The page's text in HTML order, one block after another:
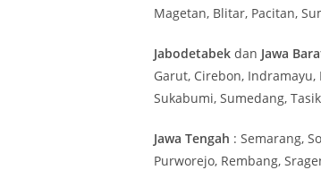
Magetan, Blitar, Pacitan,
Jabodetabek dan Jawa
Garut, Cirebon,
Sukabumi, Sumedang,
Jawa Tengah : Semarang,
Purworejo, Rembang,